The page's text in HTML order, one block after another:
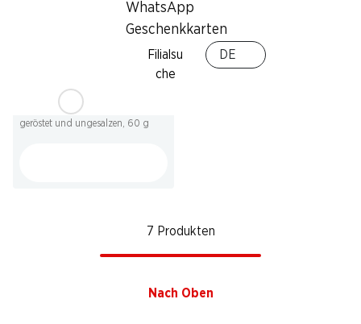
WhatsApp
Geschenkkarten
Filialsu
che
DE
Wonderful Pistazien
geröstet und ungesalzen, 60 g
7 Produkten
Nach Oben